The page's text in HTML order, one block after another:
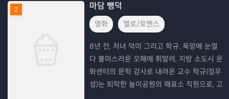
룩한
2 마담 뺑덕
영화 멜로/로맨스
8년 전, 처녀 덕이 그리고 학규. 욕망에 눈멀
다 불미스러운 오해에 휘말려, 지방 소도시 문
화센터의 문학 강사로 내려온 교수 학규(정우
성)는 퇴락한 놀이공원의 매표소 직원으로, 고